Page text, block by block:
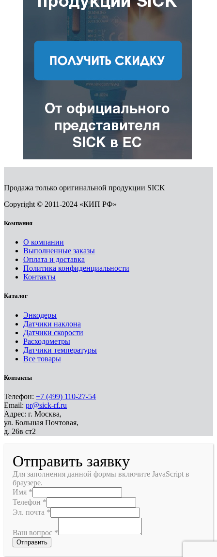
Продажа только оригинальной продукции SICK
Copyright © 2011-2024 «КИП РФ»
Компания
О компании
Выполненные заказы
Оплата и доставка
Политика конфиденциальности
Контакты
Каталог
Энкодеры
Датчики наклона
Датчики скорости
Расходометры
Датчики температуры
Все товары
Контакты
Телефон: +7 (499) 110-27-54
Email: pr@sick-rf.ru
Адрес: г. Москва,
ул. Большая Почтовая,
д. 26в ст2
Отправить заявку
Для заполнения данной формы включите JavaScript в
браузере.
Имя *
Телефон *
Эл. почта *
Ваш вопрос *
Отправить